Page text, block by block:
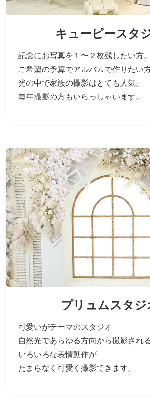
キューピースタ
記念にお写真を１〜２枚残したい方。
ご希望の予算でアルバムで作りたい方
光の中で家族の撮影はとても人気。
毎年撮影の方もいらっしゃいます。
プリュムスタジ
可愛いがテーマのスタジオ
自然光であらゆる方向から撮影される
いろいろな表情動作が
たまらなく可愛く撮影できます。